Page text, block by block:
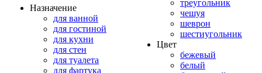
Назначение
для ванной
для гостиной
для кухни
для стен
для туалета
для фартука
треугольник
чешуя
шеврон
шестиугольник
Цвет
бежевый
белый